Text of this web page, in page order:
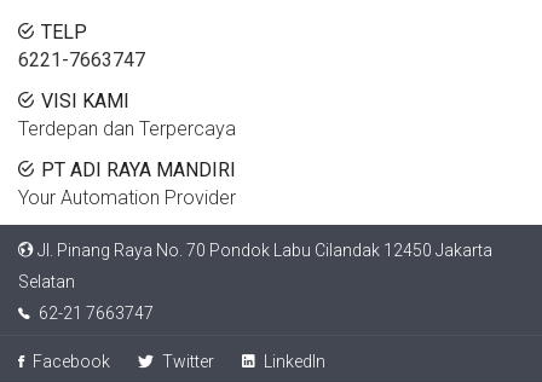
TELP
6221-7663747
VISI KAMI
Terdepan dan Terpercaya
PT ADI RAYA MANDIRI
Your Automation Provider
Jl. Pinang Raya No. 70 Pondok Labu Cilandak 12450 Jakarta
Selatan
62-21 7663747
Facebook Twitter LinkedIn